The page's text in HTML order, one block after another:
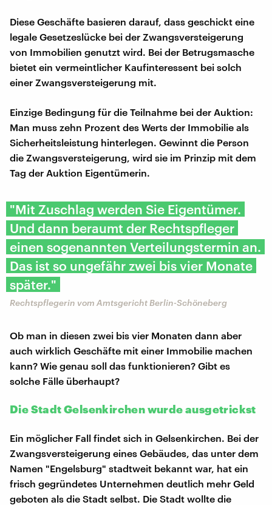
Diese Geschäfte basieren darauf, dass geschickt eine
legale Gesetzeslücke bei der Zwangsversteigerung
von Immobilien genutzt wird. Bei der Betrugsmasche
bietet ein vermeintlicher Kaufinteressent bei solch
einer Zwangsversteigerung mit.
Einzige Bedingung für die Teilnahme bei der Auktion:
Man muss zehn Prozent des Werts der Immobilie als
Sicherheitsleistung hinterlegen. Gewinnt die Person
die Zwangsversteigerung, wird sie im Prinzip mit dem
Tag der Auktion Eigentümerin.
"Mit Zuschlag werden Sie Eigentümer.
Und dann beraumt der Rechtspfleger
einen sogenannten Verteilungstermin an.
Das ist so ungefähr zwei bis vier Monate
später."
Rechtspflegerin vom Amtsgericht Berlin-Schöneberg
Ob man in diesen zwei bis vier Monaten dann aber
auch wirklich Geschäfte mit einer Immobilie machen
kann? Wie genau soll das funktionieren? Gibt es
solche Fälle überhaupt?
Die Stadt Gelsenkirchen wurde ausgetrickst
Ein möglicher Fall findet sich in Gelsenkirchen. Bei der
Zwangsversteigerung eines Gebäudes, das unter dem
Namen "Engelsburg" stadtweit bekannt war, hat ein
frisch gegründetes Unternehmen deutlich mehr Geld
geboten als die Stadt selbst. Die Stadt wollte die